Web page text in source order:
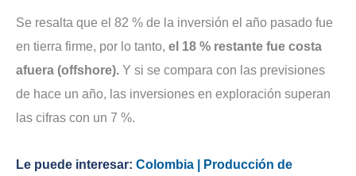
Se resalta que el 82 % de la inversión el año pasado fue
en tierra firme, por lo tanto, el 18 % restante fue costa
afuera (offshore). Y si se compara con las previsiones
de hace un año, las inversiones en exploración superan
las cifras con un 7 %.
Le puede interesar: Colombia | Producción de